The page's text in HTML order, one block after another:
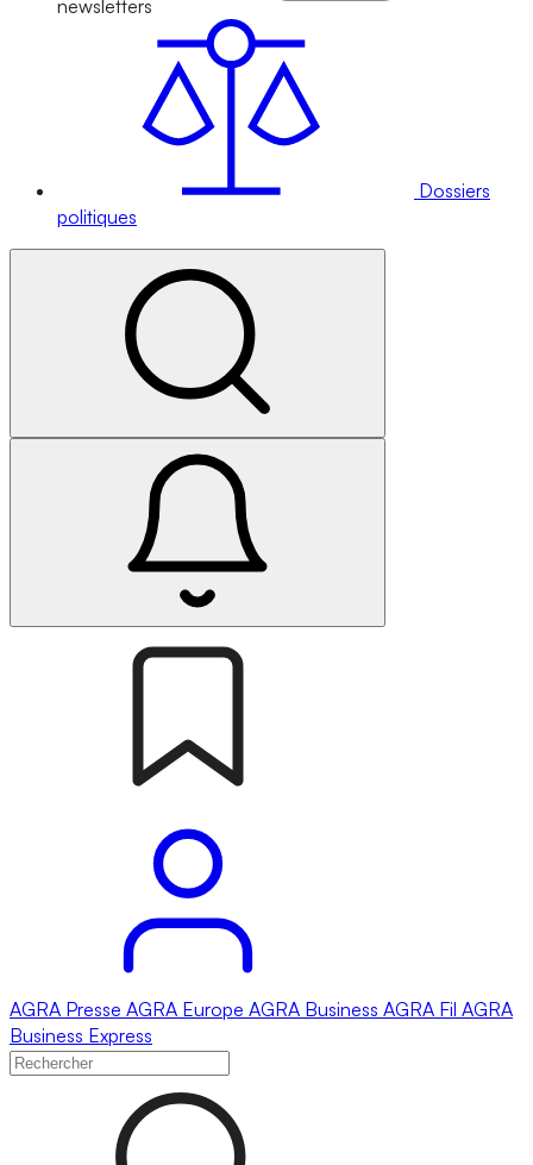
newsletters
Dossiers
politiques
AGRA Presse AGRA Europe AGRA Business AGRA Fil AGRA
Business Express